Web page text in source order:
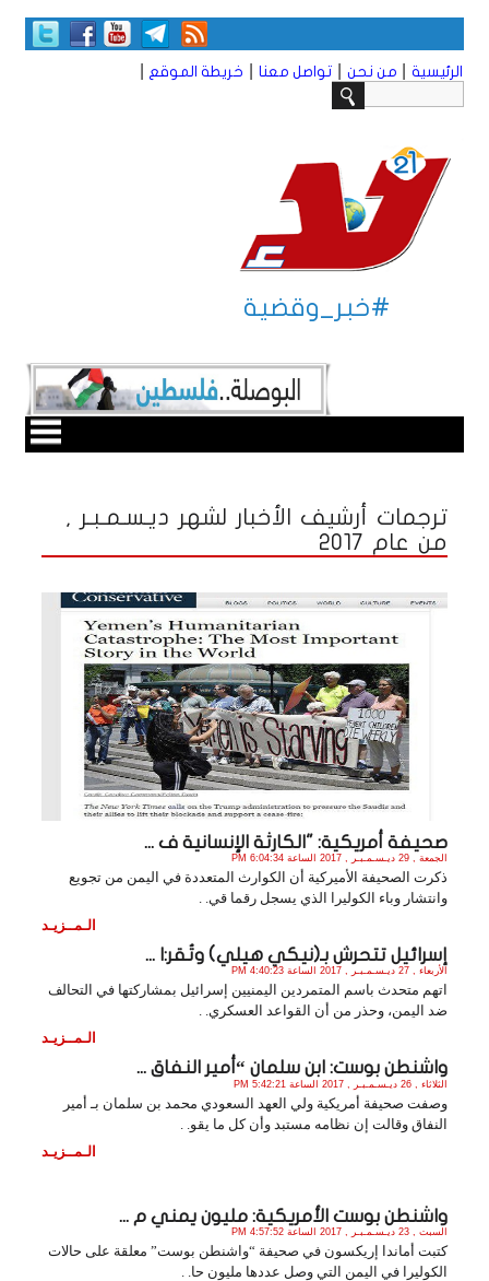
الرئيسية من نحن تواصل معنا خريطة الموقع
#خبر_وقضية
ترجمات أرشيف الأخبار لشهر ديـسـمـبـر ,
من عام 2017
صحيفة أمريكية: "الكارثة الإنسانية ف ...
الجمعة , 29 ديـسـمـبـر , 2017 الساعة 6:04:34 PM
ذكرت الصحيفة الأميركية أن الكوارث المتعددة في اليمن من تجويع
وانتشار وباء الكوليرا الذي يسجل رقما قي. .
الـمــزيـد
إسرائيل تتحرش بـ(نيكي هيلي) وتُقر:ا ...
الأربعاء , 27 ديـسـمـبـر , 2017 الساعة 4:40:23 PM
اتهم متحدث باسم المتمردين اليمنيين إسرائيل بمشاركتها في التحالف
ضد اليمن، وحذر من أن القواعد العسكري. .
الـمــزيـد
واشنطن بوست: ابن سلمان “أمير النفاق ...
الثلاثاء , 26 ديـسـمـبـر , 2017 الساعة 5:42:21 PM
وصفت صحيفة أمريكية ولي العهد السعودي محمد بن سلمان بـ أمير
النفاق وقالت إن نظامه مستبد وأن كل ما يقو. .
الـمــزيـد
واشنطن بوست الأمريكية: مليون يمني م ...
السبت , 23 ديـسـمـبـر , 2017 الساعة 4:57:52 PM
كتبت أماندا إريكسون في صحيفة “واشنطن بوست” معلقة على حالات
الكوليرا في اليمن التي وصل عددها مليون حا. .